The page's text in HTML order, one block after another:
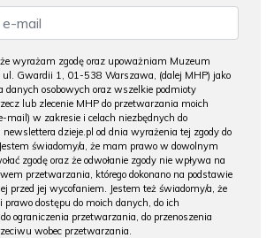
wyrażam zgodę oraz upoważniam Muzeum
ul. Gwardii 1, 01-538 Warszawa, (dalej MHP) jako
danych osobowych oraz wszelkie podmioty
lub zlecenie MHP do przetwarzania moich
mail) w zakresie i celach niezbędnych do
dzieje.pl od dnia wyrażenia tej zgody do
świadomy/a, że mam prawo w dowolnym
zgodę oraz że odwołanie zgody nie wpływa na
przetwarzania, którego dokonano na podstawie
przed jej wycofaniem. Jestem też świadomy/a, że
prawo dostępu do moich danych, do ich
ograniczenia przetwarzania, do przenoszenia
wobec przetwarzania.